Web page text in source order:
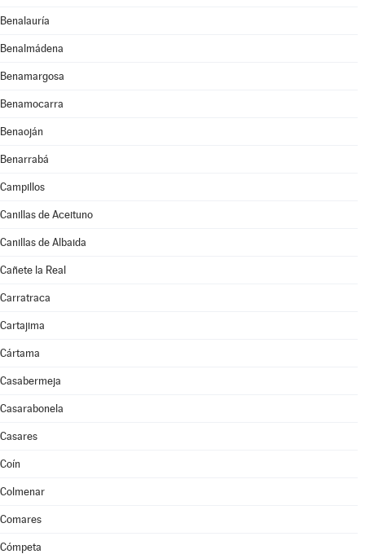
Benalauría
Benalmádena
Benamargosa
Benamocarra
Benaoján
Benarrabá
Campillos
Canillas de Aceituno
Canillas de Albaida
Cañete la Real
Carratraca
Cartajima
Cártama
Casabermeja
Casarabonela
Casares
Coín
Colmenar
Comares
Cómpeta